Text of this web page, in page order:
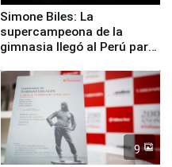
Simone Biles: La
supercampeona de la
gimnasia llegó al Perú para
Panamericanos Lima 2027
9